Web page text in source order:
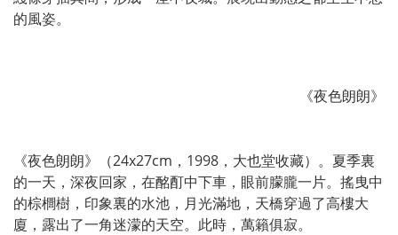
的風姿。
《夜色朗朗》
《夜色朗朗》（24x27cm，1998，大也堂收藏）。夏季裏
的一天，深夜回家，在酩酊中下車，眼前朦朧一片。搖曳中
的棕櫚樹，印象裏的水池，月光滿地，天橋穿過了高樓大
廈，露出了一角迷濛的天空。此時，萬籟俱寂。